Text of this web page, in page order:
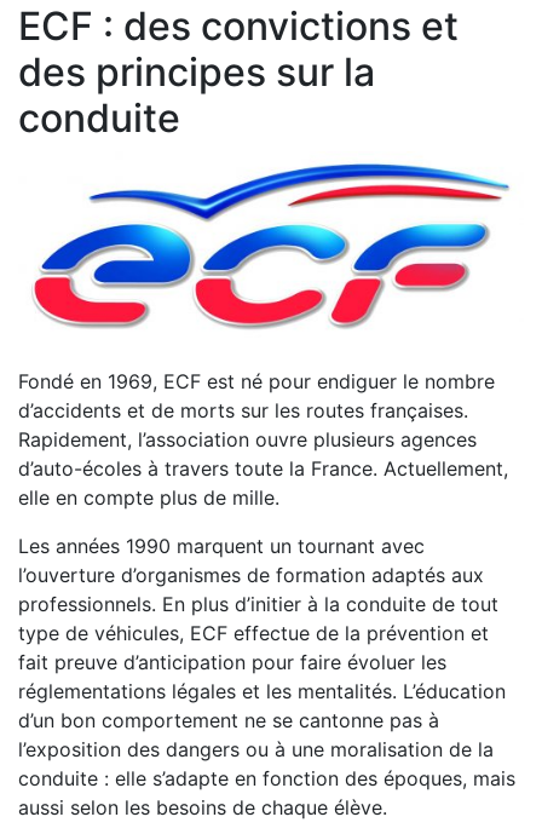
ECF : des convictions et
des principes sur la
conduite
Fondé en 1969, ECF est né pour endiguer le nombre
d’accidents et de morts sur les routes françaises.
Rapidement, l’association ouvre plusieurs agences
d’auto-écoles à travers toute la France. Actuellement,
elle en compte plus de mille.
Les années 1990 marquent un tournant avec
l’ouverture d’organismes de formation adaptés aux
professionnels. En plus d’initier à la conduite de tout
type de véhicules, ECF effectue de la prévention et
fait preuve d’anticipation pour faire évoluer les
réglementations légales et les mentalités. L’éducation
d’un bon comportement ne se cantonne pas à
l’exposition des dangers ou à une moralisation de la
conduite : elle s’adapte en fonction des époques, mais
aussi selon les besoins de chaque élève.